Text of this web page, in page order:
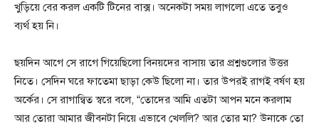
খুড়িয়ে বের করল একটি টিনের বাক্স। অনেকটা সময় লাগলো এতে তবুও
ব্যর্থ হয় নি।
ছয়দিন আগে সে রাগে গিয়েছিলো বিনয়দের বাসায় তার প্রশ্নগুলোর উত্তর
নিতে। সেদিন ঘরে ফাতেমা ছাড়া কেউ ছিলো না। তার উপরই রাগই বর্ষণ হয়
অর্কের। সে রাগান্বিত স্বরে বলে, “তোদের আমি এতটা আপন মনে করলাম
আর তোরা আমার জীবনটা নিয়ে এভাবে খেললি? আর তোর মা? উনাকে তো